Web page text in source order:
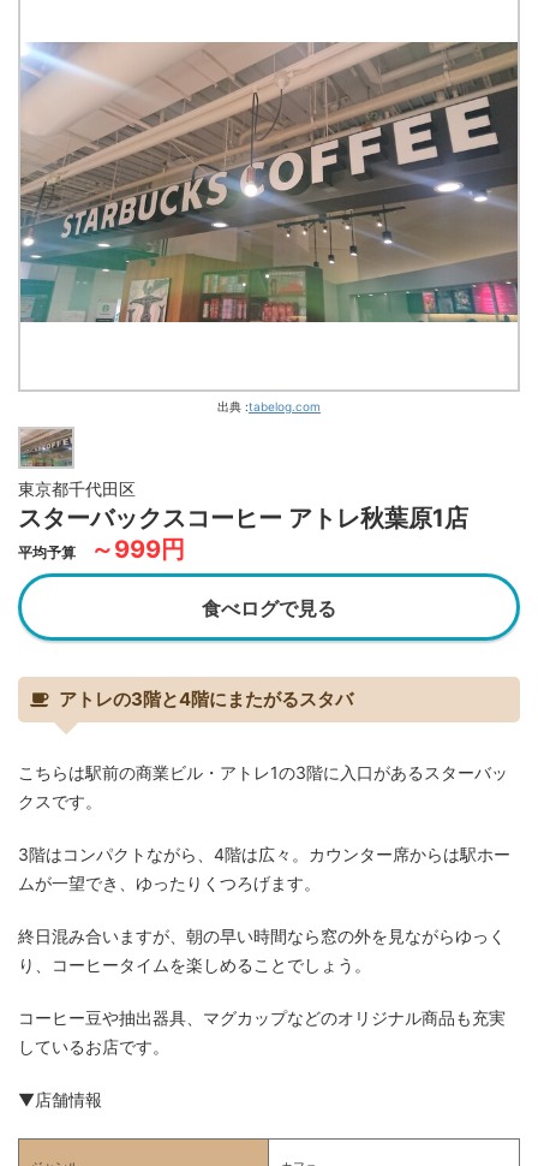
出典 :tabelog.com
東京都千代田区
スターバックスコーヒー アトレ秋葉原1店
平均予算 ～999円
食べログで見る
アトレの3階と4階にまたがるスタバ
こちらは駅前の商業ビル・アトレ1の3階に入口があるスターバッ
クスです。
3階はコンパクトながら、4階は広々。カウンター席からは駅ホー
ムが一望でき、ゆったりくつろげます。
終日混み合いますが、朝の早い時間なら窓の外を見ながらゆっく
り、コーヒータイムを楽しめることでしょう。
コーヒー豆や抽出器具、マグカップなどのオリジナル商品も充実
しているお店です。
▼店舗情報